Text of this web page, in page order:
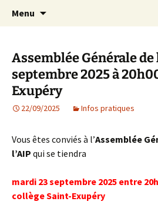
AIP Paris 14 –
Indépendante
d'élèves depuis
Agit – s'Investit –
enfants du secteur
Menu
Assemblée Générale de
septembre 2025 à
Exupéry
22/09/2025 Infos pratiques
Vous êtes conviés à l’Assemblée
l’AIP qui se tiendra
mardi 23 septembre 2025 entre
collège Saint-Exupéry